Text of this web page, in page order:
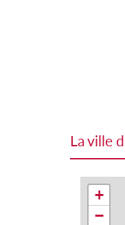
la ville
+
−